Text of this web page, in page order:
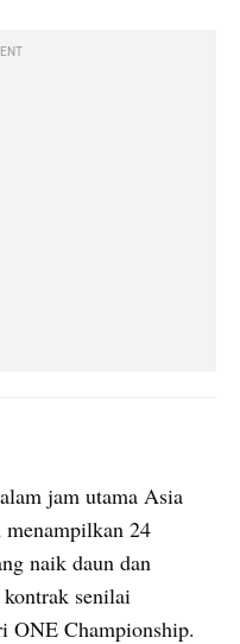
jam utama Asia
menampilkan 24
naik daun dan
senilai
ONE Championship.